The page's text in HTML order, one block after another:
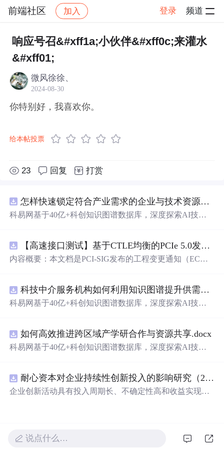
前端社区 加入 登录 频道
社区 前端社区 感慨 帖子详情
响应号召&#xff1a;小伙伴&#xff0c;来灌水
&#xff01;
微风徐徐、
2024-08-30
你特别好，我喜欢你。
给本帖投票
23 回复 打赏
怎样快速锁定符合产业需求的企业与技术资源？.docx
科易网基于40亿+科创知识图谱数据库，深度探索AI技术
新领域的AI+数智化解决方案，推动科技创新与产业创新
智能化发展。
【高速接口测试】基于CTLE均衡的PCIe 5.0发射机抖动测量方法：32 GT/s速率下精确评估硅基抖动分量的技术方案
内容概要：本文档是PCI-SIG发布的工程变更通知（EC
式”替代原有的S参数去嵌入法，通过在被测通道应用基于
CTLE的均衡来减少因信道损耗导致的信号退化，从而更准
了传统去嵌入过程中高频噪声放大带来的测量不准确性。
对于2.5至16.0 GT/s速率，原有测量方法保持不变。; 适合
人群：从事高速接口设计、验证或测试的工程师，尤其是
科技中介服务机构如何利用知识图谱提升供需匹配精准度？.docx
科易网基于40亿+科创知识图谱数据库，深度探索AI技术
新领域的AI+数智化解决方案，推动科技创新与产业创新
智能化发展。
如何高效推进跨区域产学研合作与资源共享.docx
科易网基于40亿+科创知识图谱数据库，深度探索AI技术
新领域的AI+数智化解决方案，推动科技创新与产业创新
智能化发展。
耐心资本对企业持续性创新投入的影响研究（2010-2024年）
企业创新活动具有投入周期长、不确定性高和收益实现滞
解融资约束、优化公司治理结构以及增强企业风险承担能
力，为企业持续开展创新活动提供长期稳定支持 本文基于
说点什么…